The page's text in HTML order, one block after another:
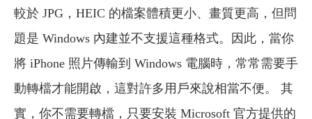
較於 JPG，HEIC 的檔案體積更小、畫質更高，但問
題是 Windows 內建並不支援這種格式。因此，當你
將 iPhone 照片傳輸到 Windows 電腦時，常常需要手
動轉檔才能開啟，這對許多用戶來說相當不便。 其
實，你不需要轉檔，只要安裝 Microsoft 官方提供的